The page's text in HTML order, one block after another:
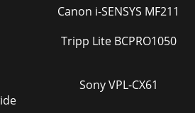
Canon i-SENSYS MF211
Tripp Lite BCPRO1050
Sony VPL-CX61